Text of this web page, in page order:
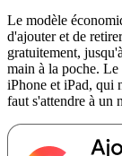
Le modèle
d'ajouter et de
gratuitement,
main à la poche.
iPhone et iPad, qui
faut s'attendre à un